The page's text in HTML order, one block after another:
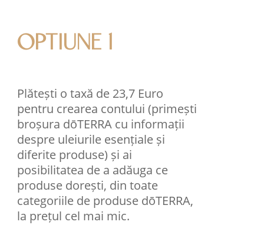
OPTIUNE 1
Plătești o taxă de 23,7 Euro
pentru crearea contului (primești
broșura dōTERRA cu informații
despre uleiurile esențiale și
diferite produse) și ai
posibilitatea de a adăuga ce
produse dorești, din toate
categoriile de produse dōTERRA,
la prețul cel mai mic.